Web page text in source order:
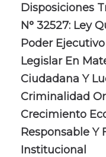
Disposiciones
N° 32527: Ley
Poder
Legislar En
Ciudadana Y
Criminalidad
Crecimiento
Responsable
Institucional